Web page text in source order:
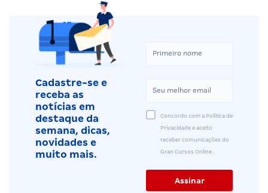
Cadastre-se e
receba as
notícias em
destaque da
semana, dicas,
novidades e
muito mais.
Concordo com a Política de
Privacidade e aceito
receber comunicações do
Gran Cursos Online.